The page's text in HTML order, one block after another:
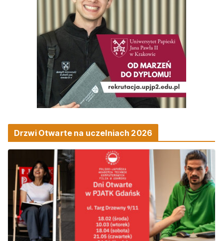
Drzwi Otwarte na uczelniach 2026